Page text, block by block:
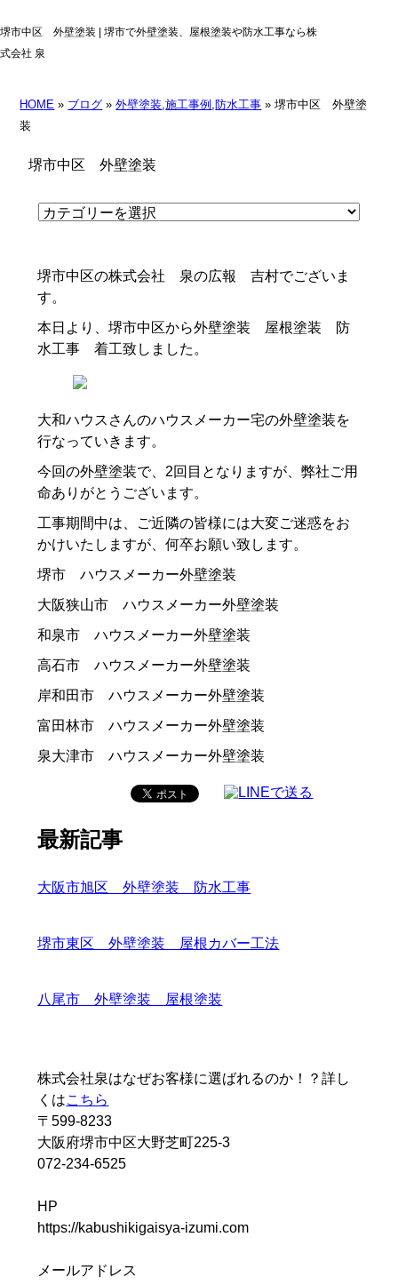
堺市中区 外壁塗装 | 堺市で外壁塗装、屋根塗装や防水工事なら株
式会社 泉
HOME » ブログ »外壁塗装,施工事例 ,防水工事 » 堺市中区 外壁塗
装
堺市中区 外壁塗装
堺市中区の株式会社 泉の広報 吉村でございま
す。
本日より、堺市中区から外壁塗装 屋根塗装 防
水工事 着工致しました。
大和ハウスさんのハウスメーカー宅の外壁塗装を
行なっていきます。
今回の外壁塗装で、2回目となりますが、弊社ご用
命ありがとうございます。
工事期間中は、ご近隣の皆様には大変ご迷惑をお
かけいたしますが、何卒お願い致します。
堺市 ハウスメーカー外壁塗装
大阪狭山市 ハウスメーカー外壁塗装
和泉市 ハウスメーカー外壁塗装
高石市 ハウスメーカー外壁塗装
岸和田市 ハウスメーカー外壁塗装
富田林市 ハウスメーカー外壁塗装
泉大津市 ハウスメーカー外壁塗装
最新記事
大阪市旭区 外壁塗装 防水工事
堺市東区 外壁塗装 屋根カバー工法
八尾市 外壁塗装 屋根塗装
株式会社泉はなぜお客様に選ばれるのか！？詳し
くはこちら
〒599-8233
大阪府堺市中区大野芝町225-3
072-234-6525
HP
https://kabushikigaisya-izumi.com
メールアドレス